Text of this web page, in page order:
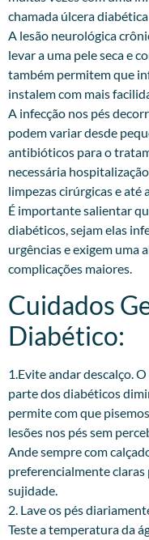
chamada úlcera
A lesão neurológica
levar a uma pele seca e
também permitem que
instalem com mais
A infecção nos pés
podem variar desde
antibióticos para o
necessária
limpezas cirúrgicas e até
É importante salientar
diabéticos, sejam elas
urgências e exigem uma
complicações maiores.
Cuidados
Diabético:
1.Evite andar descalço.
parte dos diabéticos
permite com que
lesões nos pés sem
Ande sempre com
preferencialmente
sujidade.
2. Lave os pés
Teste a temperatura da